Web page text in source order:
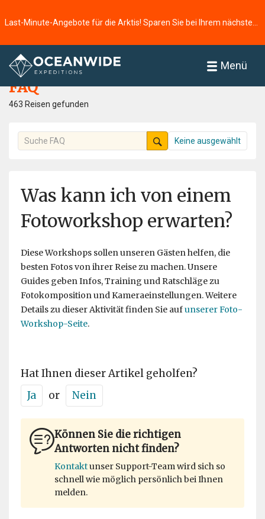
Menü
Startseite
FAQ
463 Reisen gefunden
Keine ausgewählt
Was kann ich von einem
Fotoworkshop erwarten?
Diese Workshops sollen unseren Gästen helfen, die
besten Fotos von ihrer Reise zu machen. Unsere
Guides geben Infos, Training und Ratschläge zu
Fotokomposition und Kameraeinstellungen. Weitere
Details zu dieser Aktivität finden Sie aufunserer Foto-
Workshop-Seite.
Hat Ihnen dieser Artikel geholfen?
Ja
or Nein
Können Sie die richtigen
Antworten nicht finden?
Kontaktunser Support-Team wird sich so
schnell wie möglich persönlich bei Ihnen
melden.